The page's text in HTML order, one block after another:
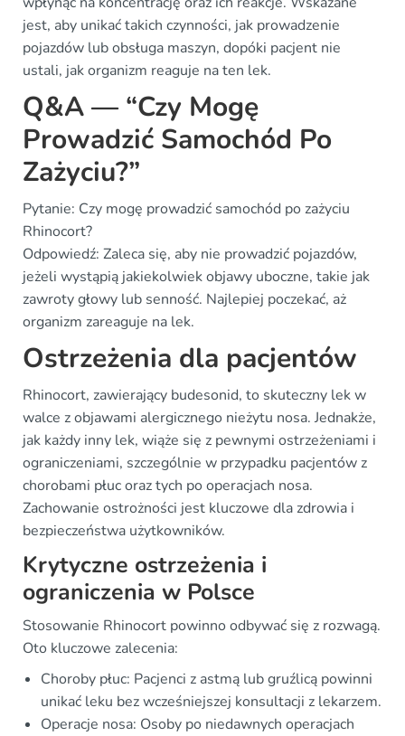
jest, aby unikać takich czynności, jak prowadzenie
pojazdów lub obsługa maszyn, dopóki pacjent nie
ustali, jak organizm reaguje na ten lek.
Q&A — “Czy Mogę
Prowadzić Samochód Po
Zażyciu?”
Pytanie: Czy mogę prowadzić samochód po zażyciu
Rhinocort?
Odpowiedź: Zaleca się, aby nie prowadzić pojazdów,
jeżeli wystąpią jakiekolwiek objawy uboczne, takie jak
zawroty głowy lub senność. Najlepiej poczekać, aż
organizm zareaguje na lek.
Ostrzeżenia dla pacjentów
Rhinocort, zawierający budesonid, to skuteczny lek w
walce z objawami alergicznego nieżytu nosa. Jednakże,
jak każdy inny lek, wiąże się z pewnymi ostrzeżeniami i
ograniczeniami, szczególnie w przypadku pacjentów z
chorobami płuc oraz tych po operacjach nosa.
Zachowanie ostrożności jest kluczowe dla zdrowia i
bezpieczeństwa użytkowników.
Krytyczne ostrzeżenia i
ograniczenia w Polsce
Stosowanie Rhinocort powinno odbywać się z rozwagą.
Oto kluczowe zalecenia:
Choroby płuc: Pacjenci z astmą lub gruźlicą powinni
unikać leku bez wcześniejszej konsultacji z lekarzem.
Operacje nosa: Osoby po niedawnych operacjach